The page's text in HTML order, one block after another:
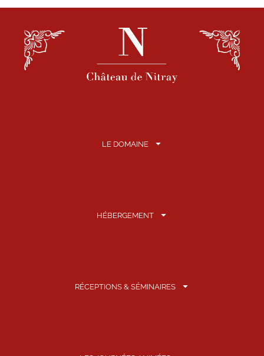
LE DOMAINE
HÉBERGEMENT
RÉCEPTIONS & SÉMINAIRES